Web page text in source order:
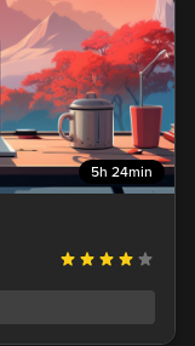
5h 24min